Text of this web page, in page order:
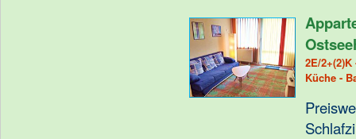
2E/
Küche -